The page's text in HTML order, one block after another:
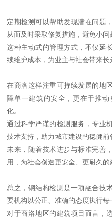
定期检测可以帮助发现潜在问题
从而及时采取修复措施，避免小问
这种主动式的管理方式，不仅延
续维护成本，为业主与社会带来长
在商洛这样注重可持续发展的地
障单一建筑的安全，更在于推
化。
通过科学严谨的检测服务，专业
技术支持，助力城市建设的稳健前
未来，随着技术进步与标准完善
用，为社会创造更安全、更耐久的
总之，钢结构检测是一项融合技
要机构以公正、准确的态度执行每
对于商洛地区的建筑项目而言，